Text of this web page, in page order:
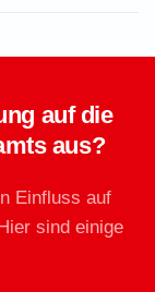
auf die
aus?
Einfluss auf
sind einige